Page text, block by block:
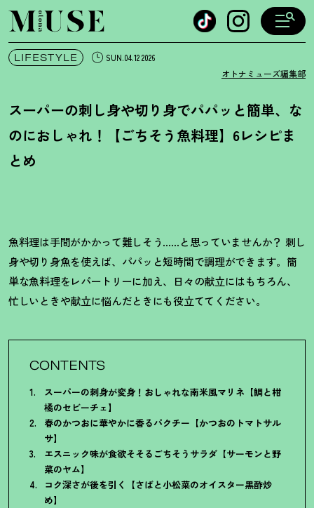
オトナミューズ ウェブ
LIFESTYLE SUN.04.12 2026
オトナミューズ編集部
スーパーの刺し身や切り身でパパッと簡単、な
のにおしゃれ ！
【ごちそう魚料理】6レシピま
とめ
魚料理は手間がかかって難しそう……と思っていませんか？ 刺し
身や切り身魚を使えば、パパッと短時間で調理ができます。簡
単な魚料理をレパートリーに加え、日々の献立にはもちろん、
忙しいときや献立に悩んだときにも役立ててください。
CONTENTS
スーパーの刺身が変身！ おしゃれな南米風マリネ【鯛と柑
橘のセビーチェ】
春のかつおに華やかに香るパクチー【かつおのトマトサル
サ】
エスニック味が食欲そそるごちそうサラダ【サーモンと野
菜のヤム】
コク深さが後を引く【さばと小松菜のオイスター黒酢炒
め】